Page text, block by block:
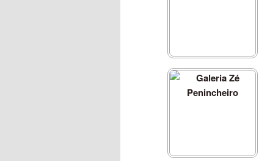
Pretextos para pintar